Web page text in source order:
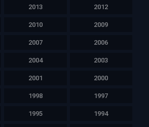
2013 2012
2010 2009
2007 2006
2004 2003
2001 2000
1998 1997
1995 1994